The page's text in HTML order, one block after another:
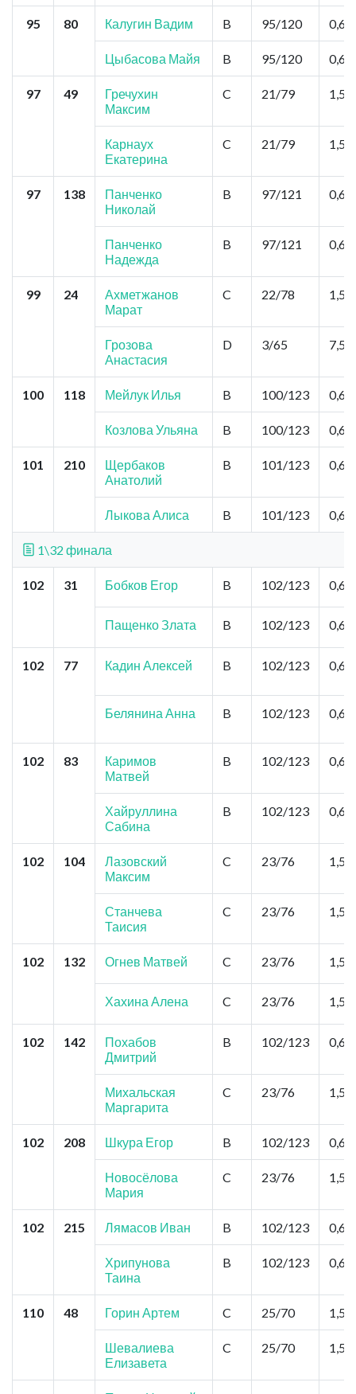
95 80 Калугин Вадим B 95/120 0,6
Цыбасова Майя B 95/120 0,6
97 49
Гречухин
Максим
C 21/79 1,5
Карнаух
Екатерина
C 21/79 1,5
97 138
Панченко
Николай
B 97/121 0,6
Панченко
Надежда
B 97/121 0,6
99 24
Ахметжанов
Марат
C 22/78 1,5
Грозова
Анастасия
D 3/65 7,5
100 118 Мейлук Илья B 100/123 0,6
Козлова Ульяна B 100/123 0,6
101 210
Щербаков
Анатолий
B 101/123 0,6
Лыкова Алиса B 101/123 0,6
1\32 финала
102 31 Бобков Егор B 102/123 0,6
Пащенко Злата B 102/123 0,6
102 77 Кадин Алексей B 102/123 0,6
Белянина Анна B 102/123 0,6
102 83
Каримов
Матвей
B 102/123 0,6
Хайруллина
Сабина
B 102/123 0,6
102 104
Лазовский
Максим
C 23/76 1,5
Станчева
Таисия
C 23/76 1,5
102 132 Огнев Матвей C 23/76 1,5
Хахина Алена C 23/76 1,5
102 142
Похабов
Дмитрий
B 102/123 0,6
Михальская
Маргарита
C 23/76 1,5
102 208 Шкура Егор B 102/123 0,6
Новосёлова
Мария
C 23/76 1,5
102 215 Лямасов Иван B 102/123 0,6
Хрипунова
Таина
B 102/123 0,6
110 48 Горин Артем C 25/70 1,5
Шевалиева
Елизавета
C 25/70 1,5